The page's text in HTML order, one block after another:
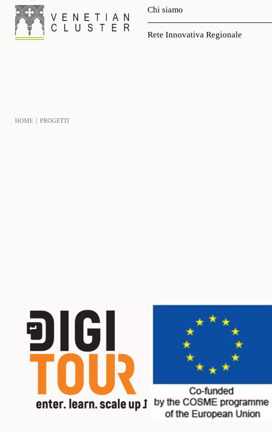
Chi siamo
Rete Innovativa Regionale
HOME PROGETTI